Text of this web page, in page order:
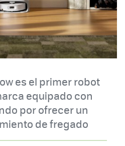
es el primer robot
equipado con
por ofrecer un
de fregado